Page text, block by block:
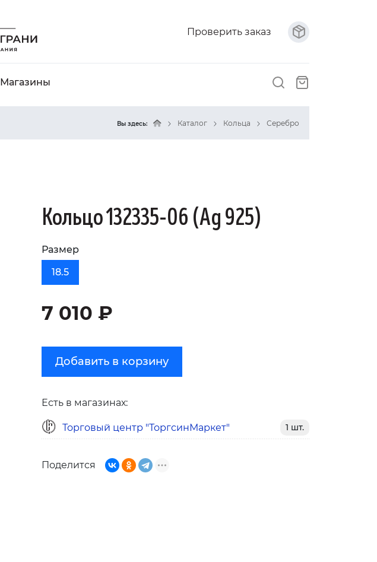
Проверить заказ
Магазины
Вы здесь: Каталог Кольца Серебро
Кольцо 132335-06 (Ag 925)
Размер
18.5
7 010 ₽
Добавить в корзину
Есть в магазинах:
Торговый центр "ТоргсинМаркет" 1 шт.
Поделится